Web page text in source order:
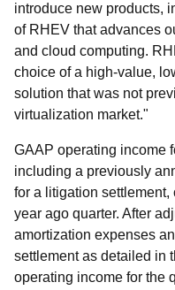
introduce new products,
of RHEV that advances
and cloud computing.
choice of a high-value,
solution that was not
virtualization market."
GAAP operating income
including a previously
for a litigation
year ago quarter. After
amortization expenses
settlement as detailed in
operating income for the